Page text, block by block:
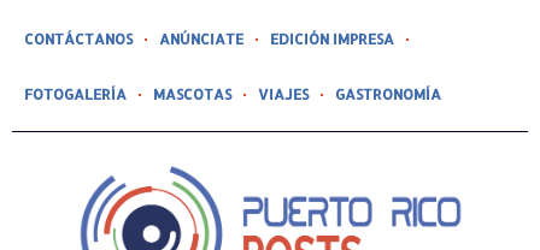
CONTÁCTANOS ANÚNCIATE EDICIÓN IMPRESA
FOTOGALERÍA MASCOTAS VIAJES GASTRONOMÍA